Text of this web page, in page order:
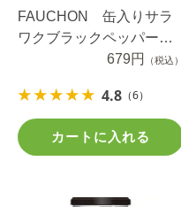
FAUCHON 缶入りサラ
ワクブラックペッパー
679円 （税込）
4.8 （6）
カートに入れる